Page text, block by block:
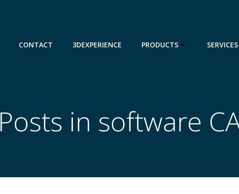
CONTACT 3DEXPERIENCE PRODUCTS SERVICES
Posts in software